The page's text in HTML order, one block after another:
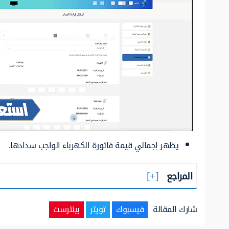
يظهر إجمالي قيمة فاتورة الكهرباء الواجب سدادها.
المراجع
شارك المقالة فيسبوك تويتر بينترست